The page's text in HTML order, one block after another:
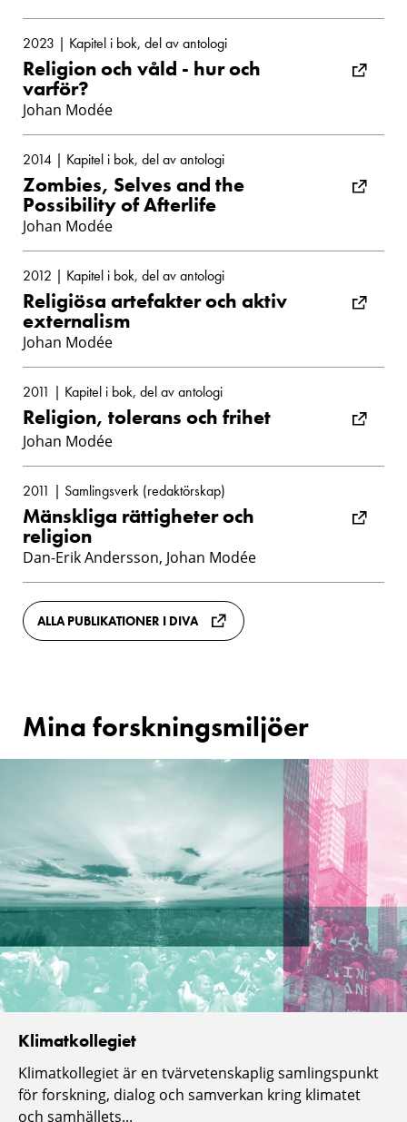
2023 | Kapitel i bok, del av antologi
Religion och våld - hur och
varför?
Johan Modée
2014 | Kapitel i bok, del av antologi
Zombies, Selves and the
Possibility of Afterlife
Johan Modée
2012 | Kapitel i bok, del av antologi
Religiösa artefakter och aktiv
externalism
Johan Modée
2011 | Kapitel i bok, del av antologi
Religion, tolerans och frihet
Johan Modée
2011 | Samlingsverk (redaktörskap)
Mänskliga rättigheter och
religion
Dan-Erik Andersson, Johan Modée
ALLA PUBLIKATIONER I DIVA
Mina forskningsmiljöer
Klimatkollegiet
Klimatkollegiet är en tvärvetenskaplig samlingspunkt
för forskning, dialog och samverkan kring klimatet
och samhällets...